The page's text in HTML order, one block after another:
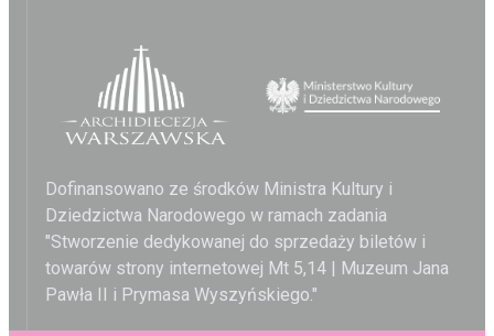
Dofinansowano ze środków Ministra Kultury i
Dziedzictwa Narodowego w ramach zadania
"Stworzenie dedykowanej do sprzedaży biletów i
towarów strony internetowej Mt 5,14 | Muzeum Jana
Pawła II i Prymasa Wyszyńskiego."